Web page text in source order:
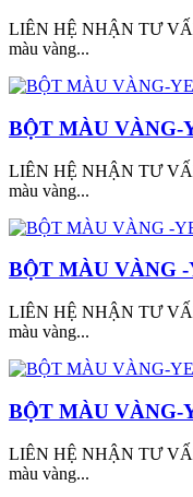
LIÊN HỆ NHẬN TƯ
màu vàng...
BỘT MÀU VÀNG-
LIÊN HỆ NHẬN TƯ
màu vàng...
BỘT MÀU VÀNG -
LIÊN HỆ NHẬN TƯ
màu vàng...
BỘT MÀU VÀNG-
LIÊN HỆ NHẬN TƯ
màu vàng...